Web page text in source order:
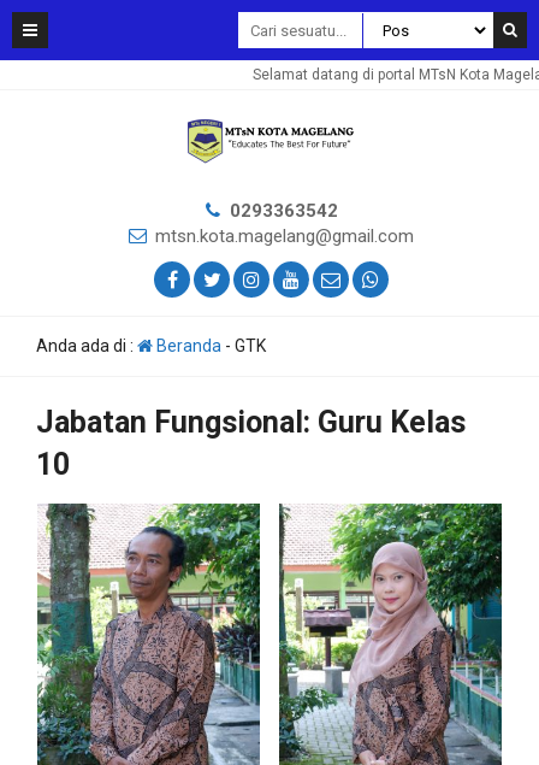
Selamat datang di portal MTsN Kota
0293363542
mtsn.kota.magelang@gmail.com
Anda ada di : Beranda - GTK
Jabatan Fungsional: Guru Kelas
10